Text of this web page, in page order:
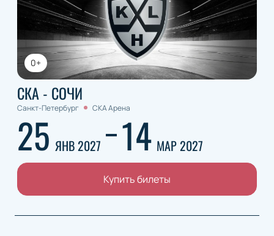
0+
СКА - СОЧИ
Санкт-Петербург СКА Арена
25 ЯНВ 2027 14 МАР 2027
Купить билеты